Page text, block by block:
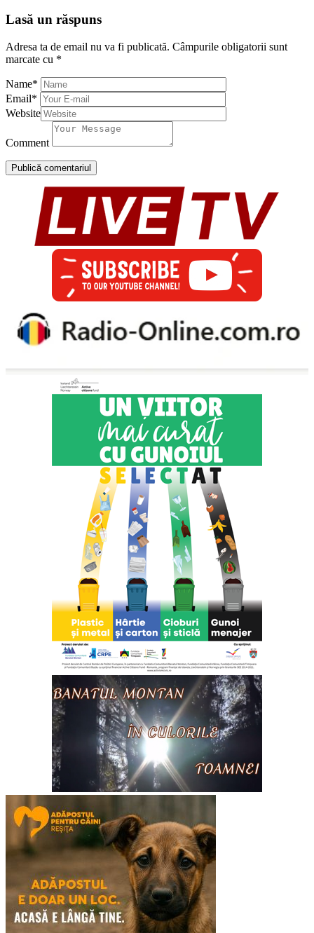
Lasă un răspuns
Adresa ta de email nu va fi publicată. Câmpurile obligatorii sunt
marcate cu *
Name*
Email*
Website
Comment